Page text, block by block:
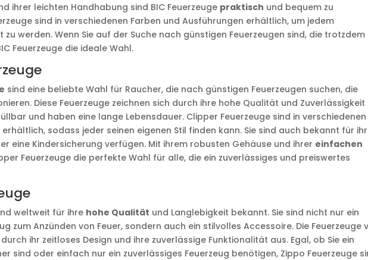
ihrer leichten Handhabung sind BIC Feuerzeuge praktisch und bequem zu
sind in verschiedenen Farben und Ausführungen erhältlich, um jedem
werden. Wenn Sie auf der Suche nach günstigen Feuerzeugen sind, die trotzdem
Feuerzeuge die ideale Wahl.
sind eine beliebte Wahl für Raucher, die nach günstigen Feuerzeugen suchen, die
Diese Feuerzeuge zeichnen sich durch ihre hohe Qualität und Zuverlässigkeit
und haben eine lange Lebensdauer. Clipper Feuerzeuge sind in verschiedenen
erhältlich, sodass jeder seinen eigenen Stil finden kann. Sie sind auch bekannt für
eine Kindersicherung verfügen. Mit ihrem robusten Gehäuse und ihrer einfachen
Feuerzeuge die perfekte Wahl für alle, die ein zuverlässiges und preiswertes
weltweit für ihre hohe Qualität und Langlebigkeit bekannt. Sie sind nicht nur ein
zum Anzünden von Feuer, sondern auch ein stilvolles Accessoire. Die Feuerzeuge
ihr zeitloses Design und ihre zuverlässige Funktionalität aus. Egal, ob Sie ein
sind oder einfach nur ein zuverlässiges Feuerzeug benötigen, Zippo Feuerzeuge